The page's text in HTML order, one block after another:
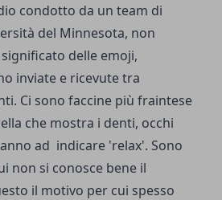
condotto da un team di
del Minnesota, non
delle emoji,
inviate e ricevute tra
Ci sono faccine più fraintese
che mostra i denti, occhi
ad indicare 'relax'. Sono
non si conosce bene il
il motivo per cui spesso